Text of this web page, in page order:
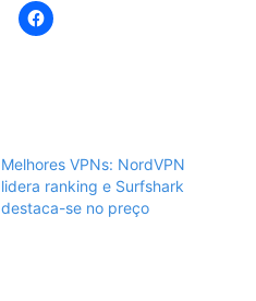
Melhores VPNs: NordVPN
lidera ranking e Surfshark
destaca-se no preço